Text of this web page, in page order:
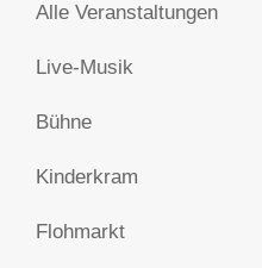
Alle Veranstaltungen
Live-Musik
Bühne
Kinderkram
Flohmarkt